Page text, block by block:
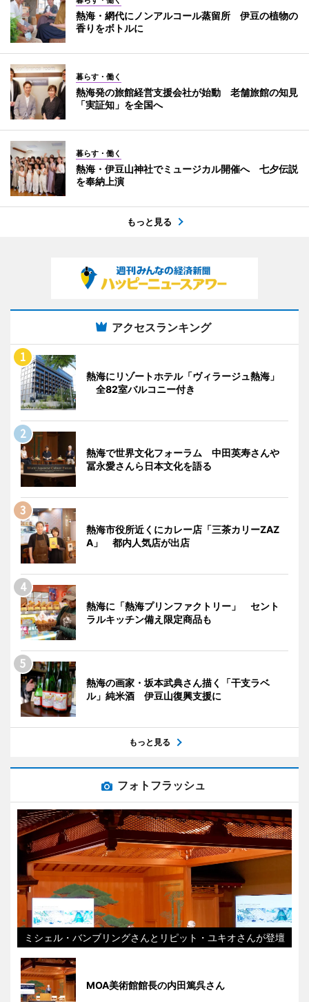
熱海・網代にノンアルコール蒸留所 伊豆の植物の
香りをボトルに
暮らす・働く
熱海発の旅館経営支援会社が始動 老舗旅館の知見
「実証知」を全国へ
暮らす・働く
熱海・伊豆山神社でミュージカル開催へ 七夕伝説
を奉納上演
もっと見る
アクセスランキング
熱海にリゾートホテル「ヴィラージュ熱海」
全82室バルコニー付き
熱海で世界文化フォーラム 中田英寿さんや
冨永愛さんら日本文化を語る
熱海市役所近くにカレー店「三茶カリーZAZ
A」 都内人気店が出店
熱海に「熱海プリンファクトリー」 セント
ラルキッチン備え限定商品も
熱海の画家・坂本武典さん描く「干支ラベ
ル」純米酒 伊豆山復興支援に
もっと見る
フォトフラッシュ
ミシェル・バンブリングさんとリピット・ユキオさんが登壇
MOA美術館館長の内田篤呉さん